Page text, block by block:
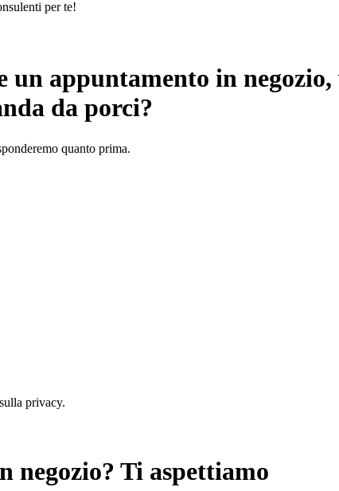
per te!
un appuntamento in
da porci?
quanto prima.
privacy.
negozio? Ti aspettiamo